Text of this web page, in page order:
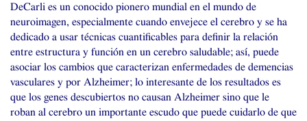
DeCarli es un conocido pionero mundial en el mundo de
neuroimagen, especialmente cuando envejece el cerebro y se ha
dedicado a usar técnicas cuantificables para definir la relación
entre estructura y función en un cerebro saludable; así, puede
asociar los cambios que caracterizan enfermedades de demencias
vasculares y por Alzheimer; lo interesante de los resultados es
que los genes descubiertos no causan Alzheimer sino que le
roban al cerebro un importante escudo que puede cuidarlo de que